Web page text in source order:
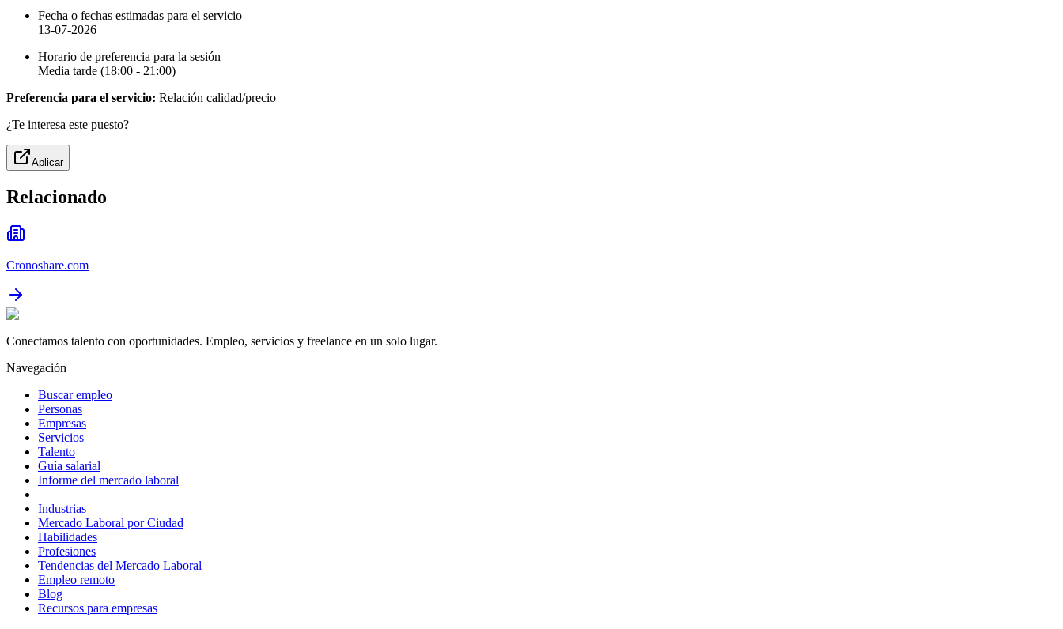
Fecha o fechas estimadas para el servicio
13-07-2026
Horario de preferencia para la sesión
Media tarde (18:00 - 21:00)
Preferencia para el servicio: Relación calidad/precio
¿Te interesa este puesto?
Aplicar
Relacionado
Cronoshare.com
Conectamos talento con oportunidades. Empleo, servicios y freelance en un solo lugar.
Navegación
Buscar empleo
Personas
Empresas
Servicios
Talento
Guía salarial
Informe del mercado laboral
Industrias
Mercado Laboral por Ciudad
Habilidades
Profesiones
Tendencias del Mercado Laboral
Empleo remoto
Blog
Recursos para empresas